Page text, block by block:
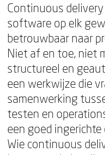
Continuous
software op elk
betrouwbaar naar
Niet af en toe, niet
structureel en
een werkwijze die
samenwerking
testen en
een goed
Wie continuous